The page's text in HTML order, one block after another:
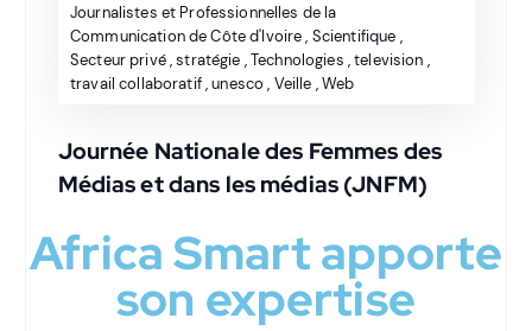
Journalistes et Professionnelles de la
Communication de Côte d'Ivoire, Scientifique ,
Secteur privé,stratégie ,Technologies ,television ,
travail collaboratif,unesco , Veille ,Web
Journée Nationale des Femmes des
Médias et dans les médias (JNFM)
Africa Smart apporte
son expertise